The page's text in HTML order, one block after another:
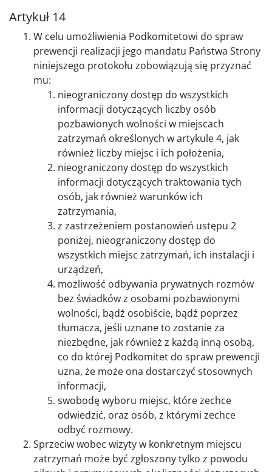
Artykuł 14
W celu umożliwienia Podkomitetowi do spraw
prewencji realizacji jego mandatu Państwa Strony
niniejszego protokołu zobowiązują się przyznać
mu:
nieograniczony dostęp do wszystkich
informacji dotyczących liczby osób
pozbawionych wolności w miejscach
zatrzymań określonych w artykule 4, jak
również liczby miejsc i ich położenia,
nieograniczony dostęp do wszystkich
informacji dotyczących traktowania tych
osób, jak również warunków ich
zatrzymania,
z zastrzeżeniem postanowień ustępu 2
poniżej, nieograniczony dostęp do
wszystkich miejsc zatrzymań, ich instalacji i
urządzeń,
możliwość odbywania prywatnych rozmów
bez świadków z osobami pozbawionymi
wolności, bądź osobiście, bądź poprzez
tłumacza, jeśli uznane to zostanie za
niezbędne, jak również z każdą inną osobą,
co do której Podkomitet do spraw prewencji
uzna, że może ona dostarczyć stosownych
informacji,
swobodę wyboru miejsc, które zechce
odwiedzić, oraz osób, z którymi zechce
odbyć rozmowy.
Sprzeciw wobec wizyty w konkretnym miejscu
zatrzymań może być zgłoszony tylko z powodu